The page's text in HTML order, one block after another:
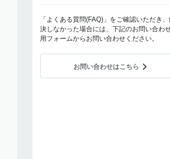
「よくある質問(FAQ)」をご確認いただき
決しなかった場合には、下記のお問い合わ
用フォームからお問い合わせください。
お問い合わせはこちら